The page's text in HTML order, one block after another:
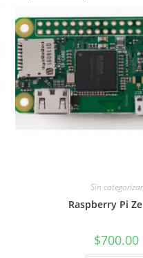
Sin categorizar
Raspberry Pi
$700.00